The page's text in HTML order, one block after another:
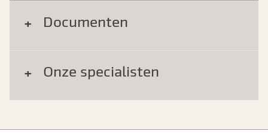
Documenten
Onze specialisten